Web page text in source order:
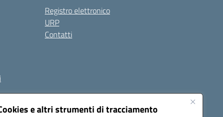
e altri strumenti di tracciamento
Registro elettronico
URP
Contatti